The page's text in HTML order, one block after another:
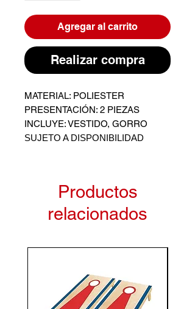
Agregar al carrito
Realizar compra
MATERIAL: POLIESTER
PRESENTACIÓN: 2 PIEZAS
INCLUYE: VESTIDO, GORRO
SUJETO A DISPONIBILIDAD
Productos
relacionados